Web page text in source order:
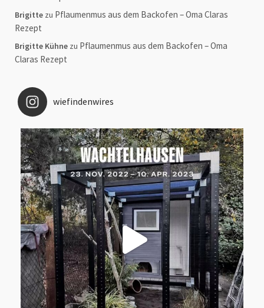
Brigitte zu Pflaumenmus aus dem Backofen – Oma Claras
Rezept
Brigitte Kühne zu Pflaumenmus aus dem Backofen – Oma
Claras Rezept
wiefindenwires